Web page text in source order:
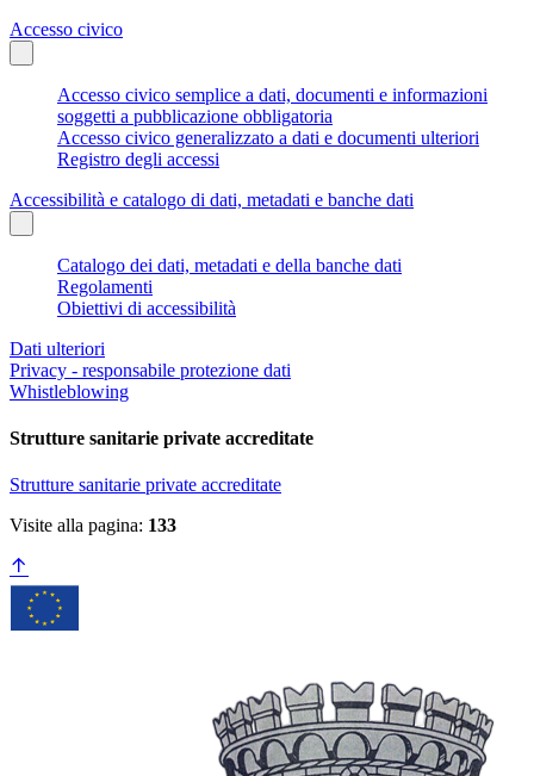
Accesso civico
Accesso civico semplice a dati, documenti e informazioni
soggetti a pubblicazione obbligatoria
Accesso civico generalizzato a dati e documenti ulteriori
Registro degli accessi
Accessibilità e catalogo di dati, metadati e banche dati
Catalogo dei dati, metadati e della banche dati
Regolamenti
Obiettivi di accessibilità
Dati ulteriori
Privacy - responsabile protezione dati
Whistleblowing
Strutture sanitarie private accreditate
Strutture sanitarie private accreditate
Visite alla pagina: 133